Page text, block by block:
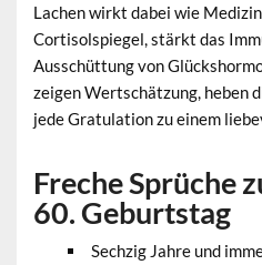
Lachen wirkt dabei wie
Cortisolspiegel, stärkt das
Ausschüttung von
zeigen Wertschätzung, heben
jede Gratulation zu einem
Freche Sprüche
60. Geburtstag
Sechzig Jahre und